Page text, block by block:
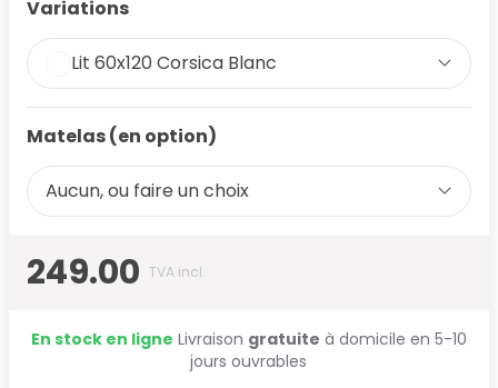
Variations
Lit 60x120 Corsica Blanc
Matelas (en option)
Aucun, ou faire un choix
249.00 TVA incl.
En stock en ligne Livraison gratuite à domicile en 5-10
jours ouvrables